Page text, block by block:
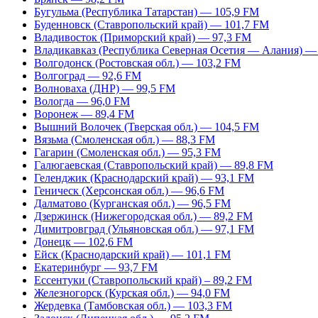
Бугульма (Республика Татарстан) — 105,9 FM
Буденновск (Ставропольский край) — 101,7 FM
Владивосток (Приморский край) — 97,3 FM
Владикавказ (Республика Северная Осетия — Алания)
Волгодонск (Ростовская обл.) — 103,2 FM
Волгоград — 92,6 FM
Волноваха (ДНР) — 99,5 FM
Вологда — 96,0 FM
Воронеж — 89,4 FM
Вышний Волочек (Тверская обл.) — 104,5 FM
Вязьма (Смоленская обл.) — 88,3 FM
Гагарин (Смоленская обл.) — 95,3 FM
Галюгаевская (Ставропольский край) — 89,8 FM
Геленджик (Краснодарский край) — 93,1 FM
Геническ (Херсонская обл.) — 96,6 FM
Далматово (Курганская обл.) — 96,5 FM
Дзержинск (Нижегородская обл.) — 89,2 FM
Димитровград (Ульяновская обл.) — 97,1 FM
Донецк — 102,6 FM
Ейск (Краснодарский край) — 101,1 FM
Екатеринбург — 93,7 FM
Ессентуки (Ставропольский край) – 89,2 FM
Железногорск (Курская обл.) — 94,0 FM
Жердевка (Тамбовская обл.) — 103,3 FM